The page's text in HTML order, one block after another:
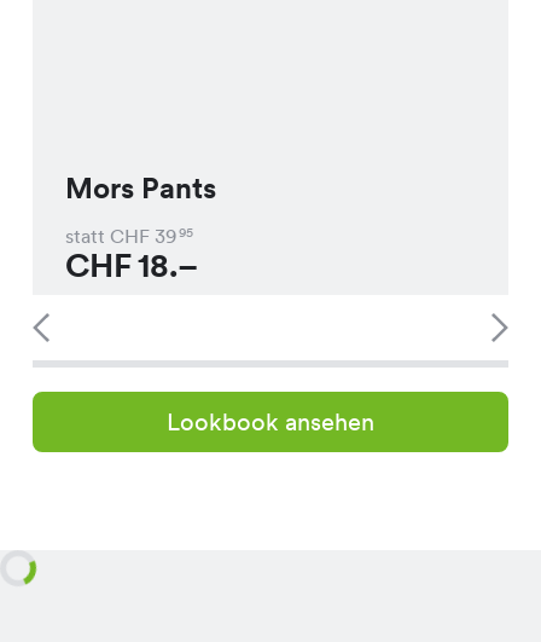
Mors Pants
statt CHF 3995
CHF18.–
Lookbook ansehen